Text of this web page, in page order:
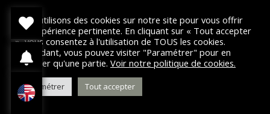
Nous utilisons des cookies sur notre site pour vous offrir
une expérience pertinente. En cliquant sur « Tout accepter
», vous consentez à l'utilisation de TOUS les cookies.
Cependant, vous pouvez visiter "Paramétrer" pour en
accepter qu'une partie. Voir notre politique de cookies.
Paramétrer Tout accepter